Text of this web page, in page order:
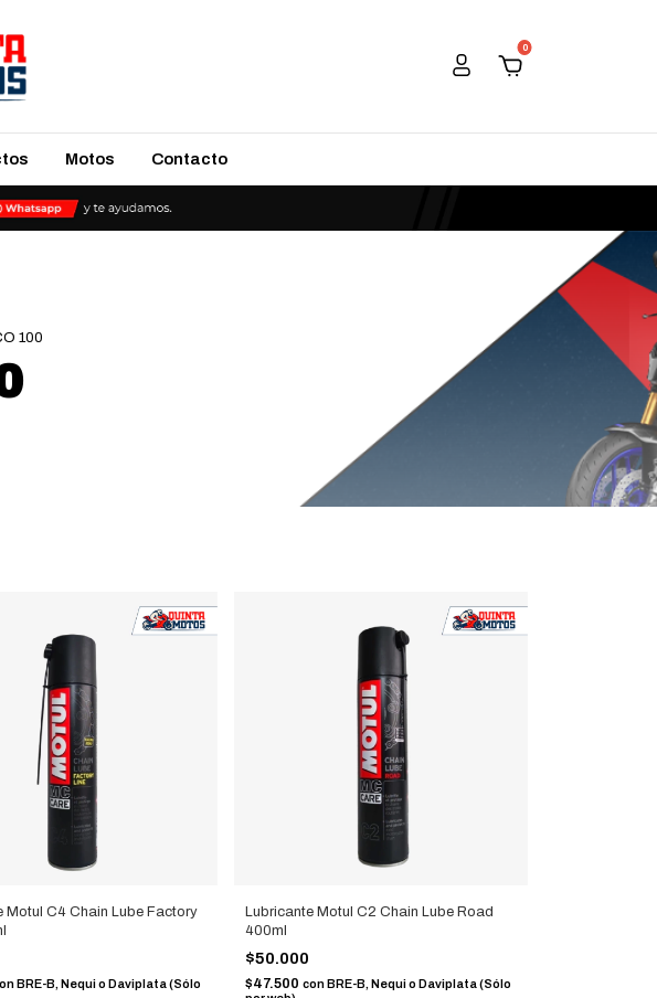
0
Motos Contacto
100
Motul C4 Chain Lube Factory
BRE-B, Nequi o Daviplata (Sólo
Lubricante Motul C2 Chain Lube Road
400ml
$50.000
$47.500 con BRE-B, Nequi o Daviplata (Sólo